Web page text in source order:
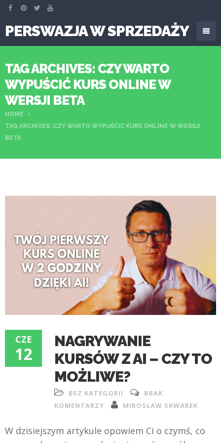
PERSWAZJA W SPRZEDAŻY
TAG ARCHIVES: CZY WARTO
WYPUŚCIĆ KURS ONLINE W
WERSJI BETA
HOME
TAG ARCHIVES: CZY WARTO WYPUŚCIĆ KURS ONLINE W WERSJI
BETA
CZE
12
NAGRYWANIE
KURSÓW Z AI – CZY TO
MOŻLIWE?
BEZ KATEGORII
BRAK
KOMENTARZY
MIROSŁAW SKWAREK
W dzisiejszym artykule opowiem Ci o czymś, co